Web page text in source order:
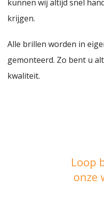
kunnen wij altijd snel
krijgen.
Alle brillen worden in
gemonteerd. Zo bent u
kwaliteit.
Loop
onze